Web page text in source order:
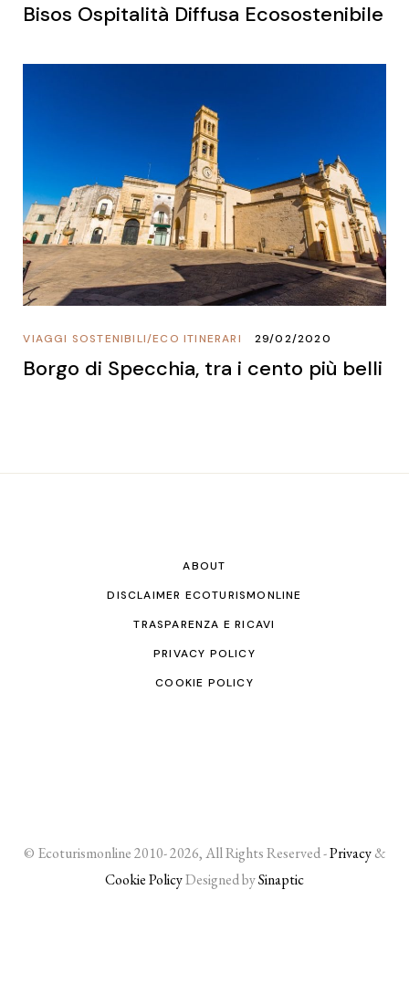
Bisos Ospitalità Diffusa Ecosostenibile
ECO ITINERARI
/
VIAGGI SOSTENIBILI 29/02/2020
Borgo di Specchia, tra i cento più belli
ABOUT
DISCLAIMER ECOTURISMONLINE
TRASPARENZA E RICAVI
PRIVACY POLICY
COOKIE POLICY
© Ecoturismonline 2010- 2026, All Rights Reserved -Privacy&
Cookie PolicyDesigned bySinaptic